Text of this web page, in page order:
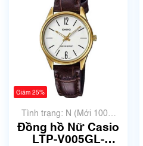
Giảm 25%
Tình trạng: N (Mới 100%
chưa qua sử dụng)
Đồng hồ Nữ Casio
LTP-V005GL-